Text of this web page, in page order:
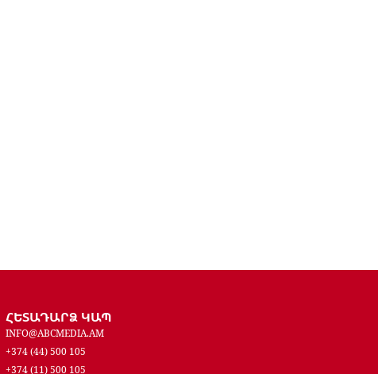
ՀԵՏԱԴԱՐՁ ԿԱՊ
INFO@ABCMEDIA.AM
+374 (44) 500 105
+374 (11) 500 105